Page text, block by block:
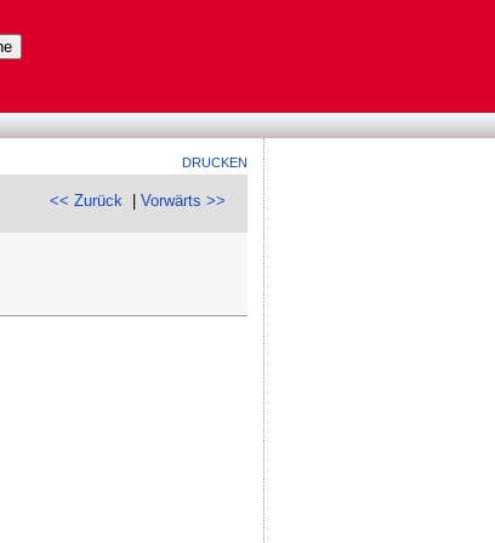
DRUCKEN
<< Zurück |Vorwärts >>